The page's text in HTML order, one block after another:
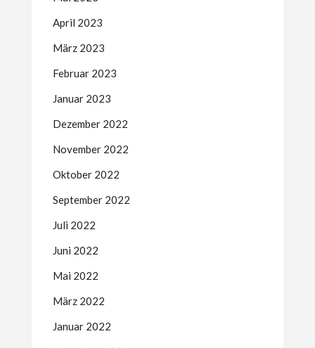
April 2023
März 2023
Februar 2023
Januar 2023
Dezember 2022
November 2022
Oktober 2022
September 2022
Juli 2022
Juni 2022
Mai 2022
März 2022
Januar 2022